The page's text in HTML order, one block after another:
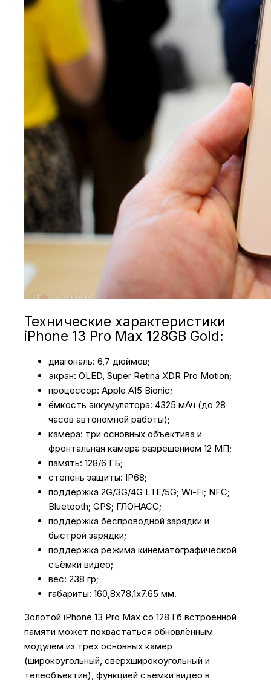
Технические характеристики
iPhone 13 Pro Max 128GB Gold:
диагональ: 6,7 дюймов;
экран: OLED, Super Retina XDR Pro Motion;
процессор: Apple A15 Bionic;
ёмкость аккумулятора: 4325 мАч (до 28
часов автономной работы);
камера: три основных объектива и
фронтальная камера разрешением 12 МП;
память: 128/6 ГБ;
степень защиты: IP68;
поддержка 2G/3G/4G LTE/5G; Wi-Fi; NFC;
Bluetooth; GPS; ГЛОНАСС;
поддержка беспроводной зарядки и
быстрой зарядки;
поддержка режима кинематографической
съёмки видео;
вес: 238 гр;
габариты: 160,8х78,1х7.65 мм.
Золотой iPhone 13 Pro Max со 128 Гб встроенной
памяти может похвастаться обновлённым
модулем из трёх основных камер
(широкоугольный, сверхширокоугольный и
телеобъектив), функцией съёмки видео в